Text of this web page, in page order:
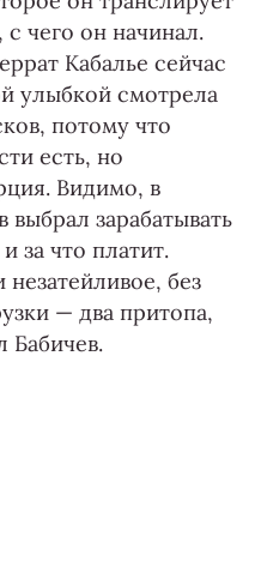
чего он начинал.
Кабалье сейчас
улыбкой смотрела
потому что
есть, но
Видимо, в
зарабатывать
за что платит.
незатейливое, без
— два притопа,
Бабичев.